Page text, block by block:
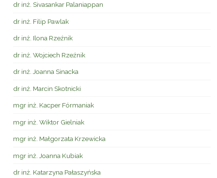
dr inż. Sivasankar Palaniappan
dr inż. Filip Pawlak
dr inż. Ilona Rzeźnik
dr inż. Wojciech Rzeźnik
dr inż. Joanna Sinacka
dr inż. Marcin Skotnicki
mgr inż. Kacper Fórmaniak
mgr inż. Wiktor Gielniak
mgr inż. Małgorzata Krzewicka
mgr inż. Joanna Kubiak
dr inż. Katarzyna Pałaszyńska